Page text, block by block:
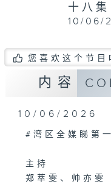
十八集
10/06/
您喜欢这个节目
内容
10/06/2026
#湾区全媒睇第
主持
郑萃雯、帅亦雯